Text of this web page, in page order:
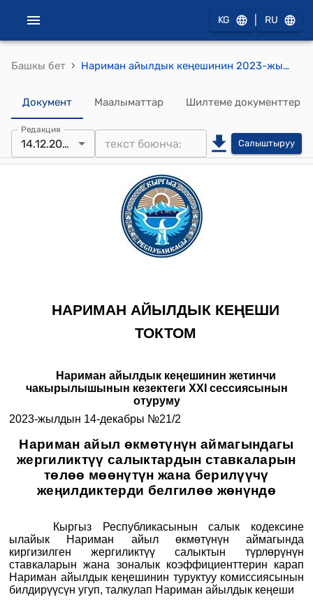
KG RU
Башкы бет › Нариман айылдык кеңешинин 2023-жылдын 14-декабрындагы № 21/2 "Нариман айыл өкмөтүнүн аймагындагы жергиликтүү салыктардын ставкаларын төлөө мөөнүтүн жана берилүүчү жеңилдиктерди белгилөө жөнүндө" токтому
Документ Маалыматтар Шилтеме документтер
Редакция
14.12.2023 Салыштыруу